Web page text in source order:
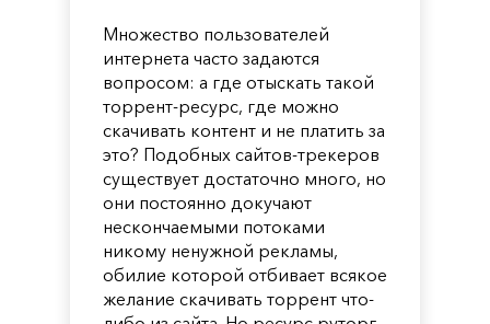
Множество пользователей
интернета часто задаются
вопросом: а где отыскать такой
торрент-ресурс, где можно
скачивать контент и не платить за
это? Подобных сайтов-трекеров
существует достаточно много, но
они постоянно докучают
нескончаемыми потоками
никому ненужной рекламы,
обилие которой отбивает всякое
желание скачивать торрент что-